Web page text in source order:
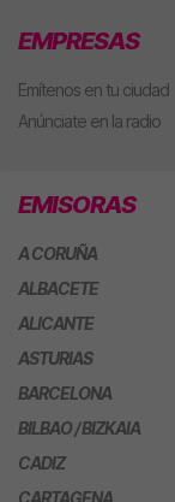
EMPRESAS
Emítenos en tu ciudad
Anúnciate en la radio
EMISORAS
A CORUÑA
ALBACETE
ALICANTE
ASTURIAS
BARCELONA
BILBAO / BIZKAIA
CADIZ
CARTAGENA